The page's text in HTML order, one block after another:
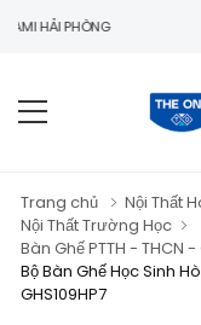
PHÒNG
Trang chủ
Nội Thất
Nội Thất Trường Học
Bàn Ghế PTTH - THCN
Bộ Bàn Ghế Học Sinh
GHS109HP7